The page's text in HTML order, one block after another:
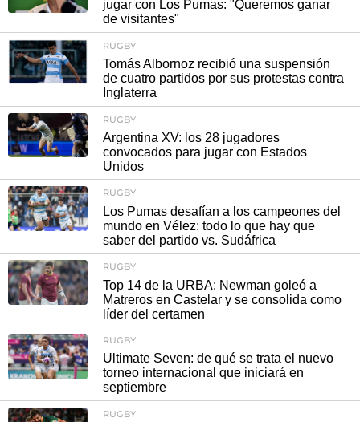
jugar con Los Pumas: "Queremos ganar
de visitantes"
RUGBY
Tomás Albornoz recibió una suspensión
de cuatro partidos por sus protestas contra
Inglaterra
RUGBY
Argentina XV: los 28 jugadores
convocados para jugar con Estados
Unidos
RUGBY
Los Pumas desafían a los campeones del
mundo en Vélez: todo lo que hay que
saber del partido vs. Sudáfrica
RUGBY
Top 14 de la URBA: Newman goleó a
Matreros en Castelar y se consolida como
líder del certamen
RUGBY
Ultimate Seven: de qué se trata el nuevo
torneo internacional que iniciará en
septiembre
RUGBY